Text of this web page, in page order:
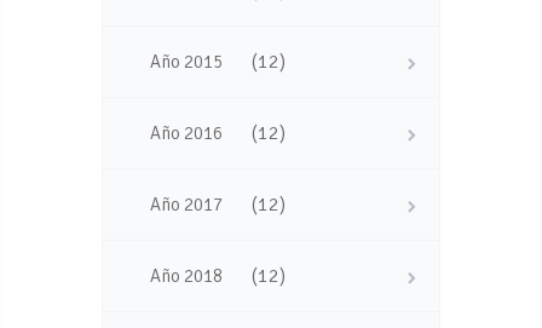
Año 2015 (12)
Año 2016 (12)
Año 2017 (12)
Año 2018 (12)